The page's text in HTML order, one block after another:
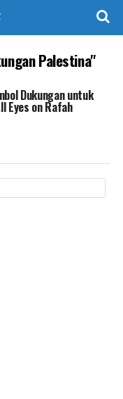
Palestina"
Dukungan untuk
Eyes on Rafah